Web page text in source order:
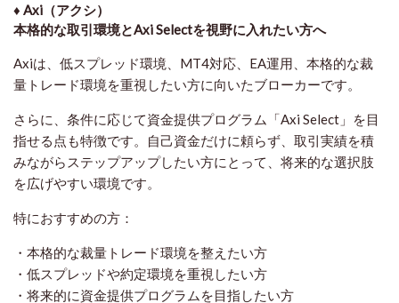
♦️ Axi（アクシ）
本格的な取引環境とAxi Selectを視野に入れたい方へ
Axiは、低スプレッド環境、MT4対応、EA運用、本格的な裁
量トレード環境を重視したい方に向いたブローカーです。
さらに、条件に応じて資金提供プログラム「Axi Select」を目
指せる点も特徴です。自己資金だけに頼らず、取引実績を積
みながらステップアップしたい方にとって、将来的な選択肢
を広げやすい環境です。
特におすすめの方：
・本格的な裁量トレード環境を整えたい方
・低スプレッドや約定環境を重視したい方
・将来的に資金提供プログラムを目指したい方